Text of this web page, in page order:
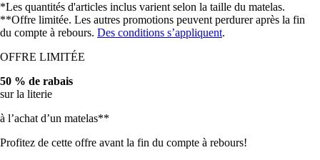
*Les quantités d'articles inclus varient selon la taille du matelas.
**Offre limitée. Les autres promotions peuvent perdurer après la fin
du compte à rebours. Des conditions s’appliquent.
OFFRE LIMITÉE
50 % de rabais
sur la literie
à l’achat d’un matelas**
Profitez de cette offre avant la fin du compte à rebours!